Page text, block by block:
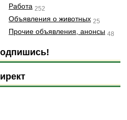
Работа 252
Объявления о животных 25
Прочие объявления, анонсы 48